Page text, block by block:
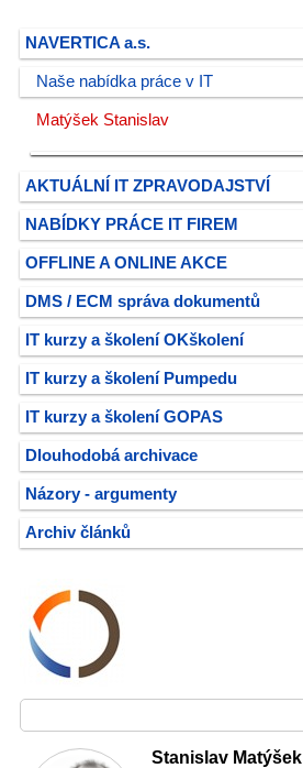
NAVERTICA a.s.
Naše nabídka práce v IT
Matýšek Stanislav
AKTUÁLNÍ IT ZPRAVODAJSTVÍ
NABÍDKY PRÁCE IT FIREM
OFFLINE A ONLINE AKCE
DMS / ECM správa dokumentů
IT kurzy a školení OKškolení
IT kurzy a školení Pumpedu
IT kurzy a školení GOPAS
Dlouhodobá archivace
Názory - argumenty
Archiv článků
Stanislav Matýšek